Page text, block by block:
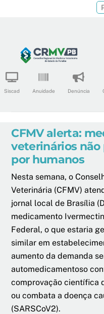
content
Siscad Anuidade Denúncia
CFMV alerta:
veterinários não
por humanos
Nesta semana, o
Veterinária (CFMV)
jornal local de Brasília
medicamento
Federal, o que estaria
similar em
aumento da demanda
automedicamentoso
comprovação científica
ou combata a doença
(SARSCoV2).